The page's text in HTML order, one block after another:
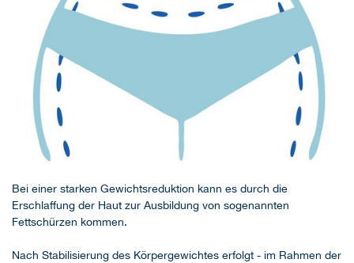
Bei einer starken Gewichtsreduktion kann es durch die
Erschlaffung der Haut zur Ausbildung von sogenannten
Fettschürzen kommen.
Nach Stabilisierung des Körpergewichtes erfolgt - im Rahmen der